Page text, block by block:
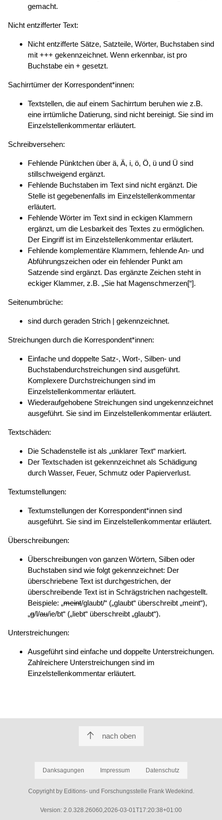
gemacht.
Nicht entzifferter Text:
Nicht entzifferte Sätze, Satzteile, Wörter, Buchstaben sind
mit +++ gekennzeichnet. Wenn erkennbar, ist pro
Buchstabe ein + gesetzt.
Sachirrtümer der Korrespondent*innen:
Textstellen, die auf einem Sachirrtum beruhen wie z.B.
eine irrtümliche Datierung, sind nicht bereinigt. Sie sind im
Einzelstellenkommentar erläutert.
Schreibversehen:
Fehlende Pünktchen über ä, Ä, i, ö, Ö, ü und Ü sind
stillschweigend ergänzt.
Fehlende Buchstaben im Text sind nicht ergänzt. Die
Stelle ist gegebenenfalls im Einzelstellenkommentar
erläutert.
Fehlende Wörter im Text sind in eckigen Klammern
ergänzt, um die Lesbarkeit des Textes zu ermöglichen.
Der Eingriff ist im Einzelstellenkommentar erläutert.
Fehlende komplementäre Klammern, fehlende An- und
Abführungszeichen oder ein fehlender Punkt am
Satzende sind ergänzt. Das ergänzte Zeichen steht in
eckiger Klammer, z.B. „Sie hat Magenschmerzen[“].
Seitenumbrüche:
sind durch geraden Strich | gekennzeichnet.
Streichungen durch die Korrespondent*innen:
Einfache und doppelte Satz-, Wort-, Silben- und
Buchstabendurchstreichungen sind ausgeführt.
Komplexere Durchstreichungen sind im
Einzelstellenkommentar erläutert.
Wiederaufgehobene Streichungen sind ungekennzeichnet
ausgeführt. Sie sind im Einzelstellenkommentar erläutert.
Textschäden:
Die Schadenstelle ist als „unklarer Text“ markiert.
Der Textschaden ist gekennzeichnet als Schädigung
durch Wasser, Feuer, Schmutz oder Papierverlust.
Textumstellungen:
Textumstellungen der Korrespondent*innen sind
ausgeführt. Sie sind im Einzelstellenkommentar erläutert.
Überschreibungen:
Überschreibungen von ganzen Wörtern, Silben oder
Buchstaben sind wie folgt gekennzeichnet: Der
überschriebene Text ist durchgestrichen, der
überschreibende Text ist in Schrägstrichen nachgestellt.
Beispiele: „meint/glaubt/“ („glaubt“ überschreibt „meint“),
„g/l/au/ie/bt“ („liebt“ überschreibt „glaubt“).
Unterstreichungen:
Ausgeführt sind einfache und doppelte Unterstreichungen.
Zahlreichere Unterstreichungen sind im
Einzelstellenkommentar erläutert.
nach oben
Danksagungen Impressum Datenschutz
Copyright by Editions- und Forschungsstelle Frank Wedekind.
Version: 2.0.328.26060,2026-03-01T17:20:38+01:00